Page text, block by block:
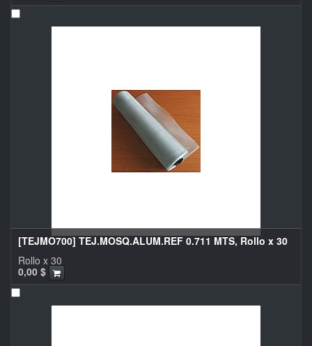
[TEJMO700] TEJ.MOSQ.ALUM.REF 0.711 MTS, Rollo x 30
0,00 $
Rollo x 30